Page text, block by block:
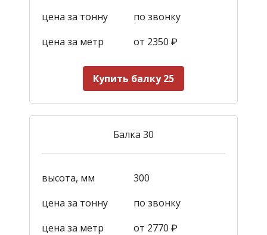
цена за тонну
по звонку
цена за метр
от 2350 ₽
Купить балку 25
Балка 30
высота, мм
300
цена за тонну
по звонку
цена за метр
от 2770 ₽